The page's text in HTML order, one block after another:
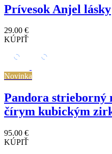
Prívesok Anjel lásky
29.00 €
KÚPIŤ
Novinka
Pandora strieborný
čírym kubickým
95.00 €
KÚPIŤ